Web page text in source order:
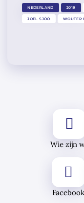
NEDERLAND 2019
JOEL SJÖÖ WOUTER
Wie zijn
Facebook